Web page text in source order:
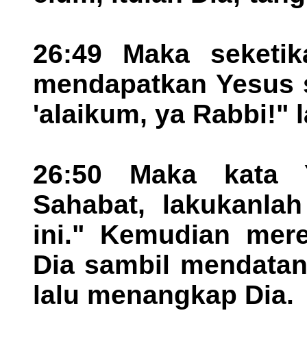
26:49 Maka
mendapatkan
'alaikum, ya Rabbi!"
26:50 Maka kata
Sahabat,
ini." Kemudian
Dia sambil
lalu menangkap Dia.